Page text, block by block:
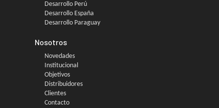
Desarrollo Perú
Desarrollo España
Desarrollo Paraguay
Nosotros
Novedades
Institucional
Objetivos
Distribuidores
Clientes
Contacto